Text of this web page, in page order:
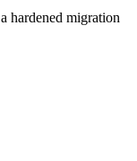
hardened migration